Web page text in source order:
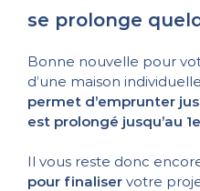
se prolonge
Bonne nouvelle pour
d’une maison
permet d’emprunter
est prolongé jusqu’au
Il vous reste donc
pour finaliser votre